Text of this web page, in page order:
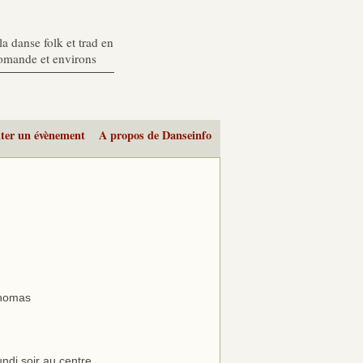
danse folk et trad en
et environs
un évènement A propos de Danseinfo